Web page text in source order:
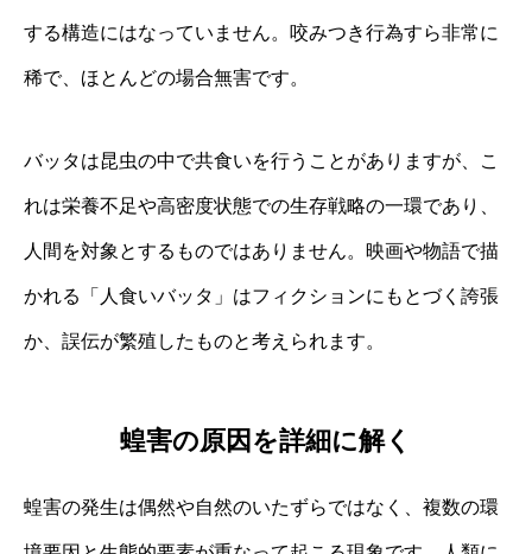
する構造にはなっていません。咬みつき行為すら非常に
稀で、ほとんどの場合無害です。
バッタは昆虫の中で共食いを行うことがありますが、こ
れは栄養不足や高密度状態での生存戦略の一環であり、
人間を対象とするものではありません。映画や物語で描
かれる「人食いバッタ」はフィクションにもとづく誇張
か、誤伝が繁殖したものと考えられます。
蝗害の原因を詳細に解く
蝗害の発生は偶然や自然のいたずらではなく、複数の環